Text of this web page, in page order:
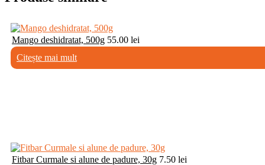
Mango deshidratat, 500g 55.00 lei
Citește mai mult
Fitbar Curmale si alune de padure, 30g 7.50 lei